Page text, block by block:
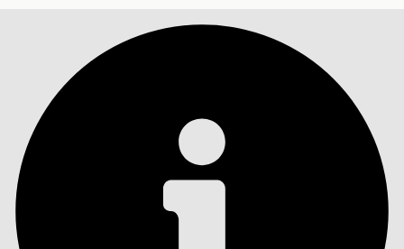
SOMMARIO